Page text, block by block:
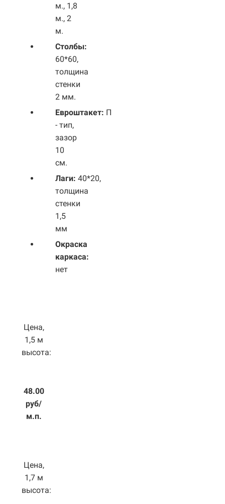
м., 1,8
м., 2
м.
Столбы:
60*60,
толщина
стенки
2 мм.
Евроштакет: П
- тип,
зазор
10
см.
Лаги: 40*20,
толщина
стенки
1,5
мм
Окраска
каркаса:
нет
Цена,
1,5 м
высота:
48.00
руб/
м.п.
Цена,
1,7 м
высота: